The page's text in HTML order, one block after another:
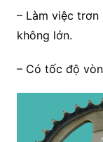
– Làm việc
không lớn.
– Có tốc độ